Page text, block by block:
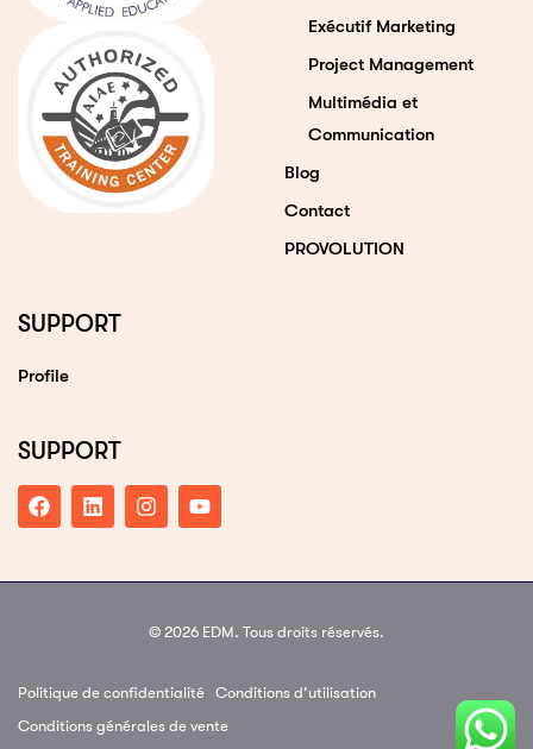
Exécutif Marketing
Project Management
Multimédia et
Communication
Blog
Contact
PROVOLUTION
SUPPORT
Profile
SUPPORT
© 2026 EDM. Tous droits réservés.
Politique de confidentialité Conditions d’utilisation
Conditions générales de vente